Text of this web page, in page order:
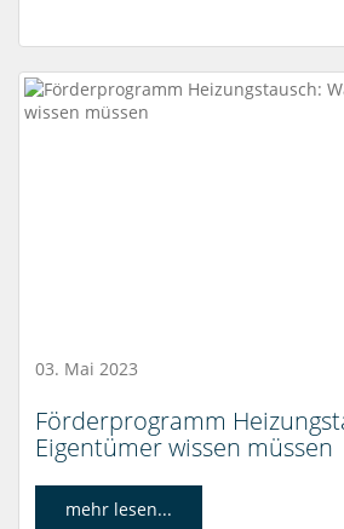
03. Mai 2023
Förderprogramm
Eigentümer wissen müssen
mehr lesen...